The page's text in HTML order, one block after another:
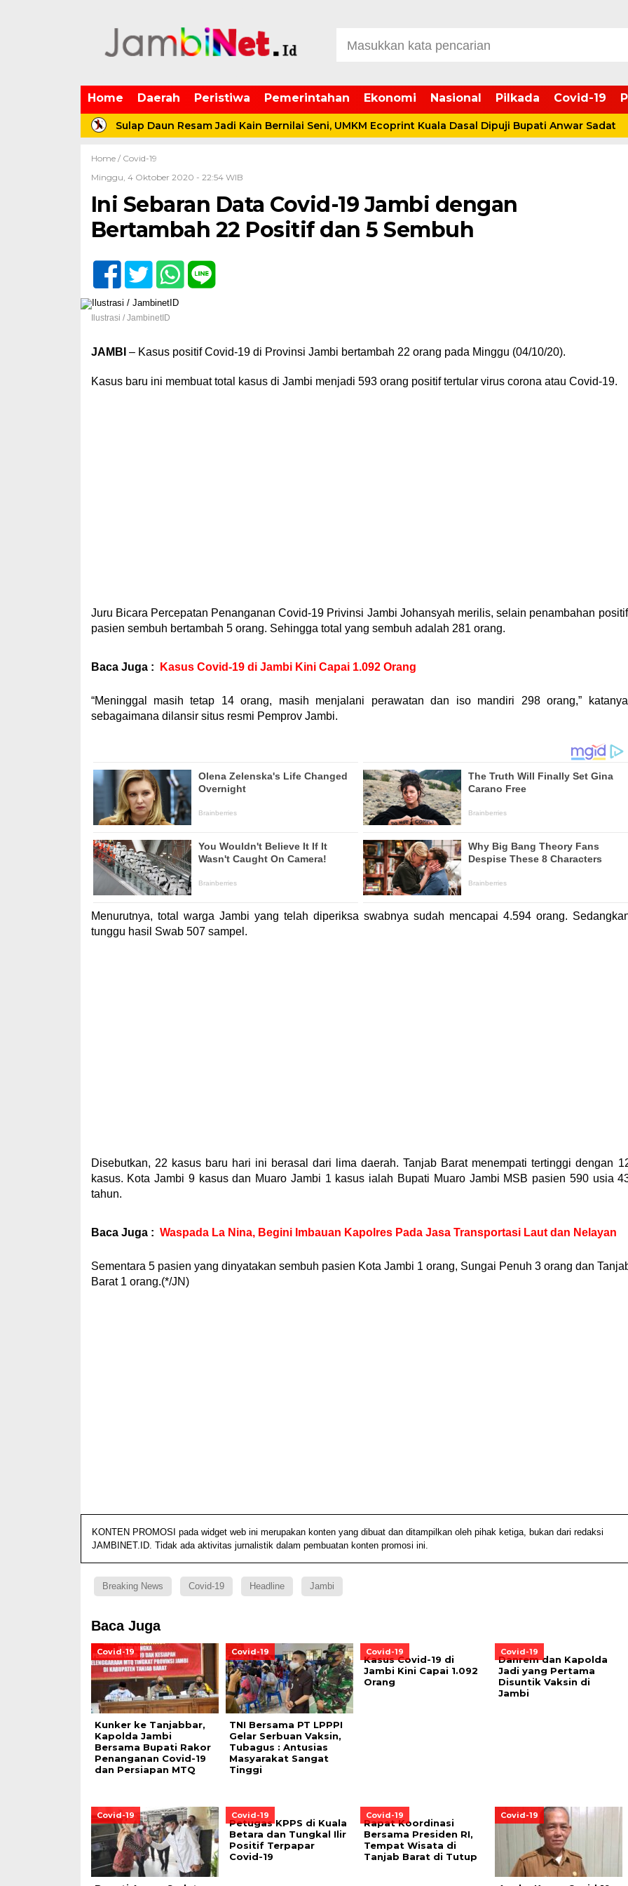
Home Daerah Peristiwa Pemerintahan Ekonomi Nasional Pilkada Covid-19
Sulap Daun Resam Jadi Kain Bernilai Seni, UMKM Ecoprint Kuala Dasal Dipuji Bupati Anwar Sadat
Home / Covid-19
Minggu, 4 Oktober 2020 - 22:54 WIB
Ini Sebaran Data Covid-19 Jambi dengan
Bertambah 22 Positif dan 5 Sembuh
Ilustrasi / JambinetID
JAMBI – Kasus positif Covid-19 di Provinsi Jambi bertambah 22 orang pada Minggu (04/10/20).
Kasus baru ini membuat total kasus di Jambi menjadi 593 orang positif tertular virus corona atau Covid-19.
Juru Bicara Percepatan Penanganan Covid-19 Privinsi Jambi Johansyah merilis, selain penambahan
pasien sembuh bertambah 5 orang. Sehingga total yang sembuh adalah 281 orang.
Baca Juga : Kasus Covid-19 di Jambi Kini Capai 1.092 Orang
“Meninggal masih tetap 14 orang, masih menjalani perawatan dan iso mandiri 298 orang,”
sebagaimana dilansir situs resmi Pemprov Jambi.
Menurutnya, total warga Jambi yang telah diperiksa swabnya sudah mencapai 4.594 orang.
tunggu hasil Swab 507 sampel.
Disebutkan, 22 kasus baru hari ini berasal dari lima daerah. Tanjab Barat menempati tertinggi dengan
kasus. Kota Jambi 9 kasus dan Muaro Jambi 1 kasus ialah Bupati Muaro Jambi MSB pasien 590 usia
tahun.
Baca Juga : Waspada La Nina, Begini Imbauan Kapolres Pada Jasa Transportasi Laut dan Nelayan
Sementara 5 pasien yang dinyatakan sembuh pasien Kota Jambi 1 orang, Sungai Penuh 3 orang dan
Barat 1 orang.(*/JN)
KONTEN PROMOSI pada widget web ini merupakan konten yang dibuat dan ditampilkan oleh pihak ketiga, bukan dari redaksi
JAMBINET.ID. Tidak ada aktivitas jurnalistik dalam pembuatan konten promosi ini.
Breaking News Covid-19 Headline Jambi
Baca Juga
Covid-19
Kunker ke Tanjabbar,
Kapolda Jambi
Bersama Bupati Rakor
Penanganan Covid-19
dan Persiapan MTQ
Covid-19
TNI Bersama PT LPPPI
Gelar Serbuan Vaksin,
Tubagus : Antusias
Masyarakat Sangat
Tinggi
Covid-19
Kasus Covid-19 di
Jambi Kini Capai 1.092
Orang
Covid-19
Danrem dan Kapolda
Jadi yang Pertama
Disuntik Vaksin di
Jambi
Covid-19 Covid-19
Petugas KPPS di Kuala
Betara dan Tungkal Ilir
Positif Terpapar
Covid-19
Covid-19
Rapat Koordinasi
Bersama Presiden RI,
Tempat Wisata di
Tanjab Barat di Tutup
Covid-19